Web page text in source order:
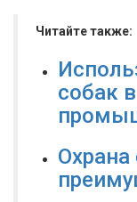
Читайте также:
собак